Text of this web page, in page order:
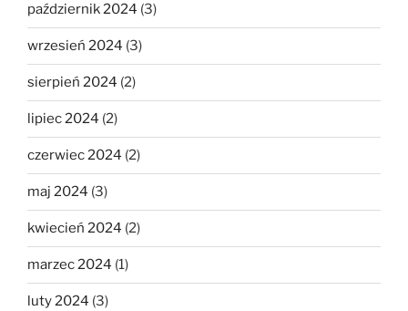
październik 2024 (3)
wrzesień 2024 (3)
sierpień 2024 (2)
lipiec 2024 (2)
czerwiec 2024 (2)
maj 2024 (3)
kwiecień 2024 (2)
marzec 2024 (1)
luty 2024 (3)